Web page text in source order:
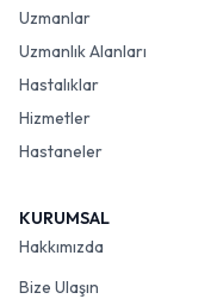
Uzmanlar
Uzmanlık Alanları
Hastalıklar
Hizmetler
Hastaneler
KURUMSAL
Hakkımızda
Bize Ulaşın